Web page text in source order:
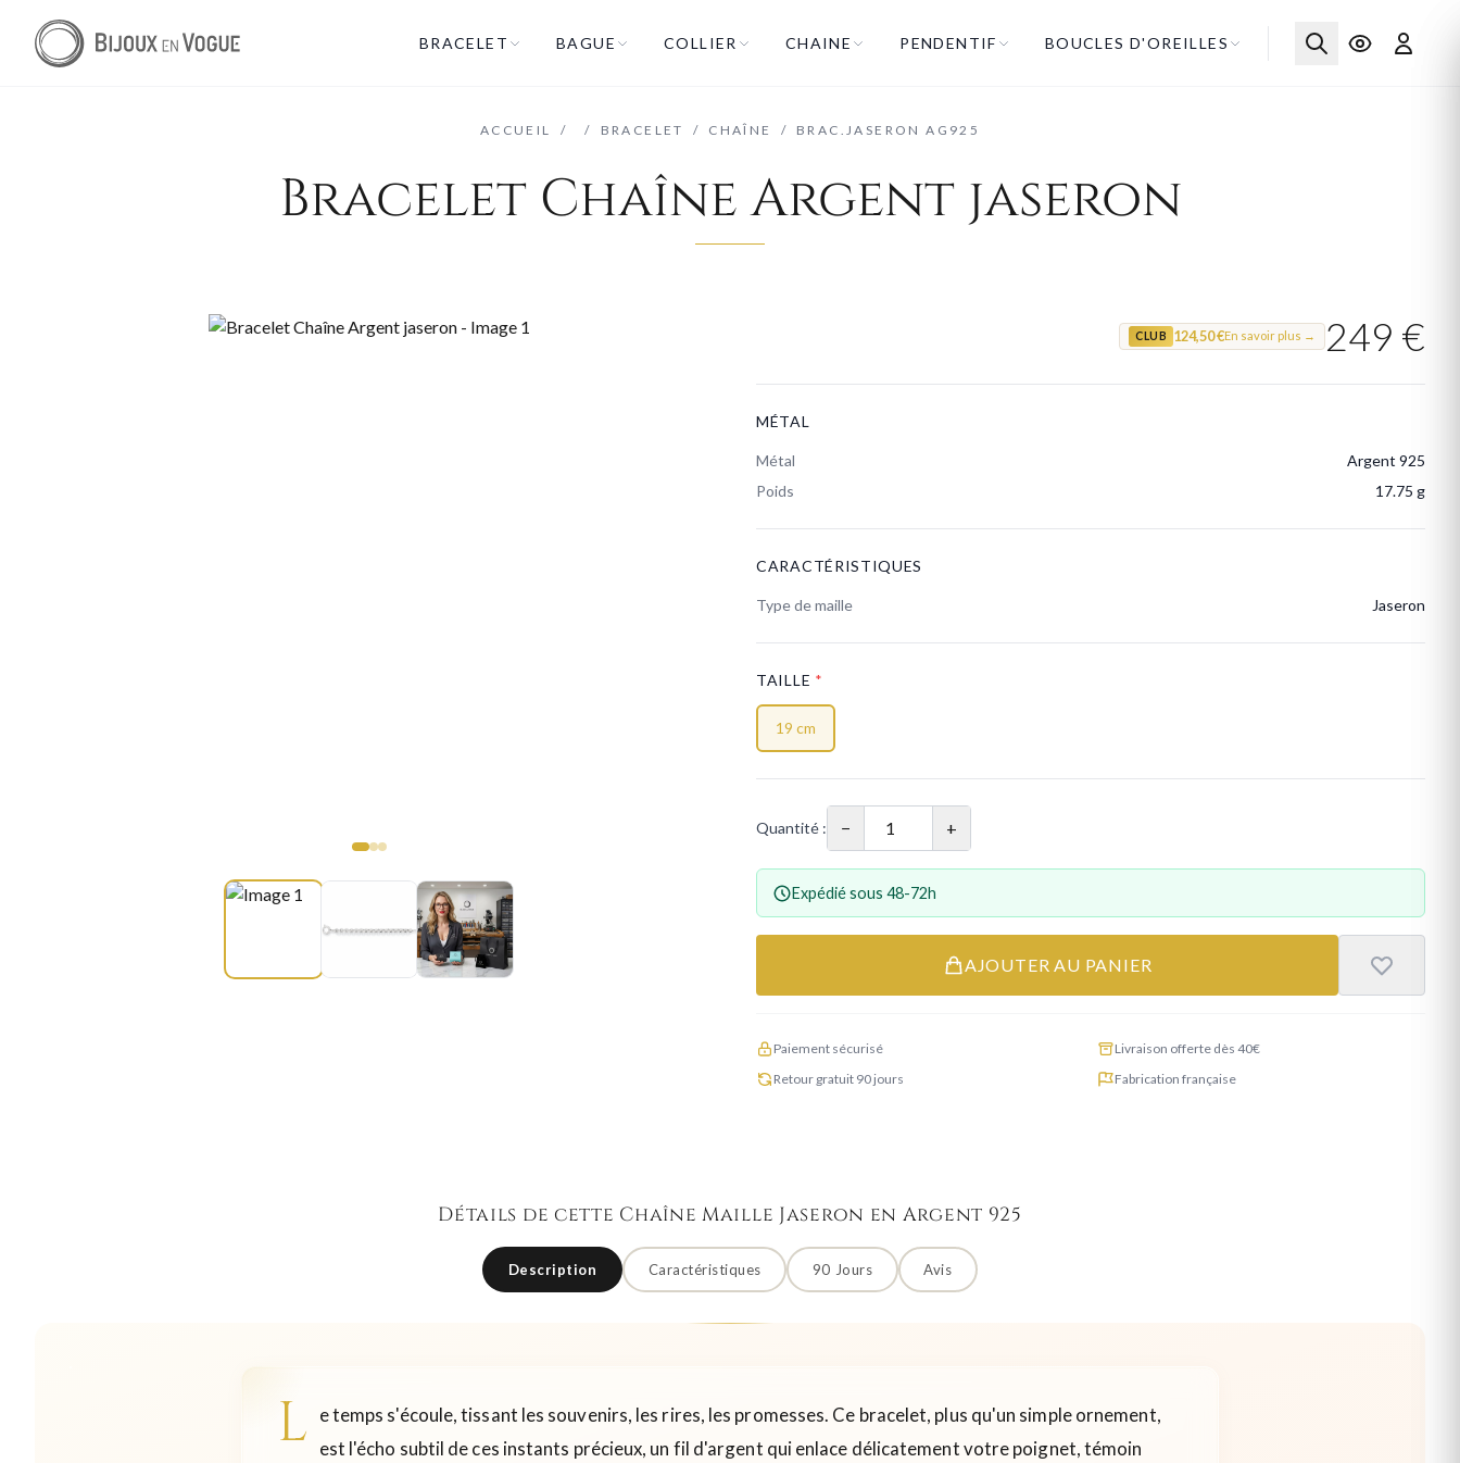
BRACELET BAGUE COLLIER CHAINE PENDENTIF BOUCLES D'OREILLES
ACCUEIL / / BRACELET / CHAÎNE / BRAC.JASERON AG925
Bracelet Chaîne Argent jaseron
CLUB 124,50 €En savoir plus → 249 €
MÉTAL
Métal
Argent 925
Poids
17.75 g
CARACTÉRISTIQUES
Type de maille Jaseron
TAILLE *
19 cm
Quantité : − +
Expédié sous 48-72h
AJOUTER AU PANIER
Paiement sécurisé
Livraison offerte dès 40€
Retour gratuit 90 jours
Fabrication française
Détails de cette Chaîne Maille Jaseron en Argent 925
Description Caractéristiques 90 Jours Avis
L
e temps s'écoule, tissant les souvenirs, les rires, les promesses. Ce bracelet, plus qu'un simple ornement,
est l'écho subtil de ces instants précieux, un fil d'argent qui enlace délicatement votre poignet, témoin